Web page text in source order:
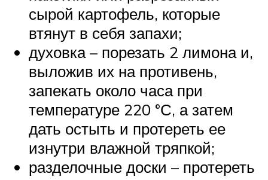
сырой картофель, которые
втянут в себя запахи;
духовка – порезать 2 лимона и,
выложив их на противень,
запекать около часа при
температуре 220 °С, а затем
дать остыть и протереть ее
изнутри влажной тряпкой;
разделочные доски – протереть